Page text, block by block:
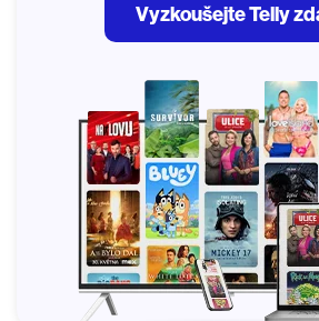
Vyzkoušejte Telly